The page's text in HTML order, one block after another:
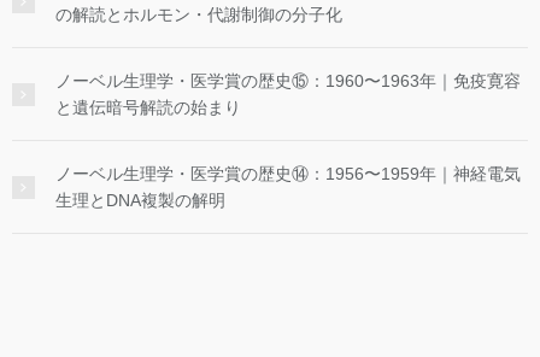
の解読とホルモン・代謝制御の分子化
ノーベル生理学・医学賞の歴史⑮：1960〜1963年｜免疫寛容
と遺伝暗号解読の始まり
ノーベル生理学・医学賞の歴史⑭：1956〜1959年｜神経電気
生理とDNA複製の解明